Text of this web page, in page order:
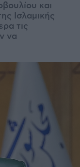
και
Ισλαμικής
τις
να